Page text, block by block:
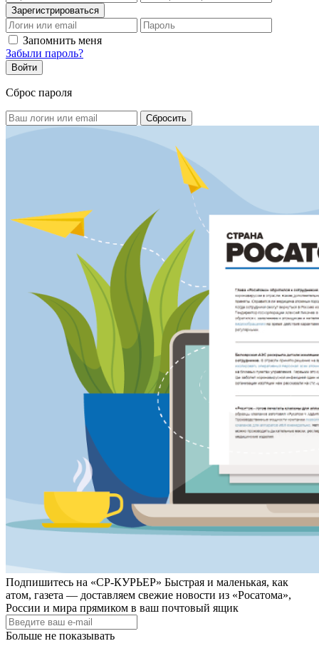
Запомнить меня
Забыли пароль?
Сброс пароля
Подпишитесь на «СР-КУРЬЕР» Быстрая и маленькая, как
атом, газета — доставляем свежие новости из «Росатома»,
России и мира прямиком в ваш почтовый ящик
Больше не показывать